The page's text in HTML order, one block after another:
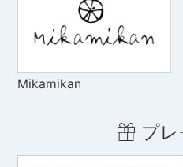
Mikamikan
プレ